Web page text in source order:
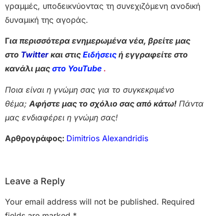
γραμμές, υποδεικνύοντας τη συνεχιζόμενη ανοδική
δυναμική της αγοράς.
Για περισσότερα ενημερωμένα νέα, βρείτε μας
στο Twitter και στις Ειδήσεις ή εγγραφείτε στο
κανάλι μας στο YouTube .
Ποια είναι η γνώμη σας για το συγκεκριμένο
θέμα; Αφήστε μας το σχόλιο σας από κάτω! Πάντα
μας ενδιαφέρει η γνώμη σας!
Αρθρογράφος: Dimitrios Alexandridis
Leave a Reply
Your email address will not be published. Required